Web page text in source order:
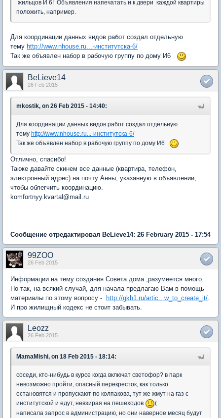
жильцов И 6! Объявления напечатать и к двери каждой квартиры
положить, например.
Для координации данных видов работ создал отдельную
тему http://www.nhouse.ru...-институтска-6/
Так же объявлен набор в рабочую группу по дому И6
BeLieve14
26 Feb 2015
mkostik, on 26 Feb 2015 - 14:40:
Для координации данных видов работ создал отдельную
тему http://www.nhouse.ru...-институтска-6/
Так же объявлен набор в рабочую группу по дому И6
Отлично, спасибо!
Также давайте скинем все данные (квартира, телефон,
электронный адрес) на почту Анны, указанную в объявлении,
чтобы облегчить координацию.
komfortnyy.kvartal@mail.ru
Сообщение отредактировал BeLieve14: 26 February 2015 - 17:54
99ZOO
26 Feb 2015
Информации на тему создания Совета дома ,разумеется много.
Но так, на всякий случай, для начала предлагаю Вам в помощь
материалы по этому вопросу - http://gkh1.ru/artic...w_to_create_it/
И про жилищный кодекс не стоит забывать.
Leozz
26 Feb 2015
MamaMishi, on 18 Feb 2015 - 18:14:
соседи, кто-нибудь в курсе когда включат светофор? в парк
невозможно пройти, опасный перекресток, как только
остановятся и пропускают по колпакова, тут же жмут на газ с
институтской и едут, невзирая на пешеходов
(
написала запрос в администрацию, но они наверное месяц будут